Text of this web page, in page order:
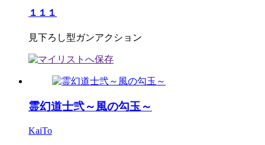
１１１
見下ろし型ガンアクション
霊幻道士弐～風の勾玉～
KaiTo